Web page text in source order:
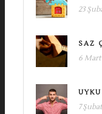
23
SAZ
6 Mart
7